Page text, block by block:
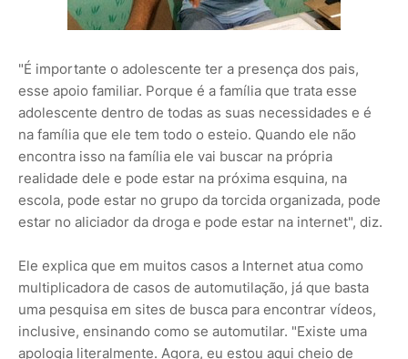
"É importante o adolescente ter a presença dos pais,
esse apoio familiar. Porque é a família que trata esse
adolescente dentro de todas as suas necessidades e é
na família que ele tem todo o esteio. Quando ele não
encontra isso na família ele vai buscar na própria
realidade dele e pode estar na próxima esquina, na
escola, pode estar no grupo da torcida organizada, pode
estar no aliciador da droga e pode estar na internet", diz.
Ele explica que em muitos casos a Internet atua como
multiplicadora de casos de automutilação, já que basta
uma pesquisa em sites de busca para encontrar vídeos,
inclusive, ensinando como se automutilar. "Existe uma
apologia literalmente. Agora, eu estou aqui cheio de